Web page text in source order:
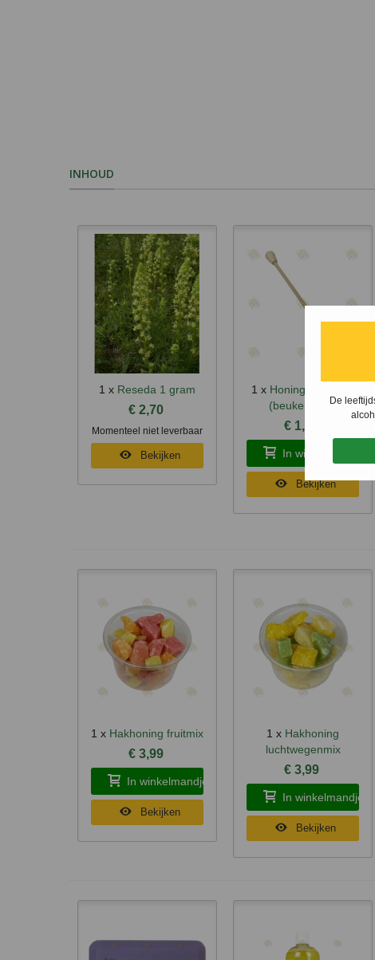
De
INHOUD
Snel bekijken
1 x Reseda 1 gram
€ 2,70
Momenteel niet leverbaar
Bekijken
Snel bekijken
1 x Honinglepel hout
(beukenhout)
€ 1,35
In winkelmandje
Bekijken
Snel bekijken
1 x Hakhoning fruitmix
€ 3,99
In winkelmandje
Bekijken
Snel bekijken
1 x Hakhoning
luchtwegenmix
€ 3,99
In winkelmandje
Bekijken